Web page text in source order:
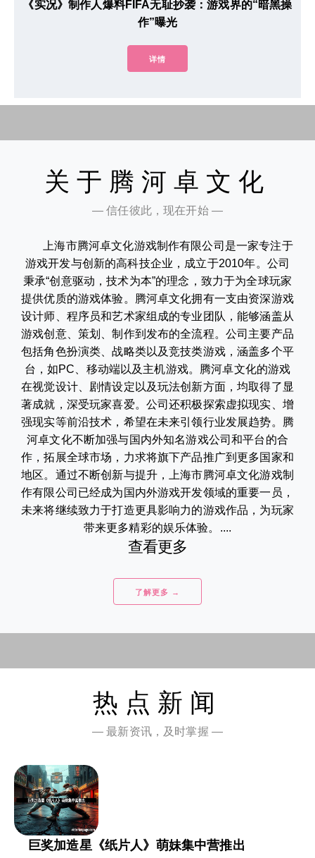
《实况》制作人爆料FIFA无耻抄袭：游戏界的“暗黑操
作”曝光
详情
关于腾河卓文化
— 信任彼此，现在开始 —
上海市腾河卓文化游戏制作有限公司是一家专注于
游戏开发与创新的高科技企业，成立于2010年。公司
秉承“创意驱动，技术为本”的理念，致力于为全球玩家
提供优质的游戏体验。腾河卓文化拥有一支由资深游戏
设计师、程序员和艺术家组成的专业团队，能够涵盖从
游戏创意、策划、制作到发布的全流程。公司主要产品
包括角色扮演类、战略类以及竞技类游戏，涵盖多个平
台，如PC、移动端以及主机游戏。腾河卓文化的游戏
在视觉设计、剧情设定以及玩法创新方面，均取得了显
著成就，深受玩家喜爱。公司还积极探索虚拟现实、增
强现实等前沿技术，希望在未来引领行业发展趋势。腾
河卓文化不断加强与国内外知名游戏公司和平台的合
作，拓展全球市场，力求将旗下产品推广到更多国家和
地区。通过不断创新与提升，上海市腾河卓文化游戏制
作有限公司已经成为国内外游戏开发领域的重要一员，
未来将继续致力于打造更具影响力的游戏作品，为玩家
带来更多精彩的娱乐体验。....
查看更多
了解更多 →
热点新闻
— 最新资讯，及时掌握 —
巨奖加造星《纸片人》萌妹集中营推出